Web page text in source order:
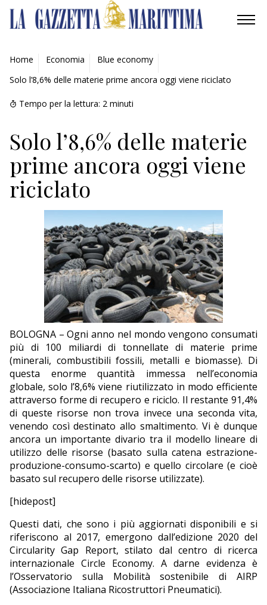
AMBIENTE
MOBILITÀ
INDUSTRIA
RICERCA
ECONOMIA
TURISMO
CULTURA
NAUTICA
EDITORIALI
Home Economia
Blue economy
Solo l’8,6% delle materie prime ancora oggi viene riciclato
Tempo per la lettura: 2 minuti
Solo l’8,6% delle materie
prime ancora oggi viene
riciclato
BOLOGNA – Ogni anno nel mondo vengono consumati
più di 100 miliardi di tonnellate di materie prime
(minerali, combustibili fossili, metalli e biomasse). Di
questa enorme quantità immessa nell’economia
globale, solo l’8,6% viene riutilizzato in modo efficiente
attraverso forme di recupero e riciclo. Il restante 91,4%
di queste risorse non trova invece una seconda vita,
venendo così destinato allo smaltimento. Vi è dunque
ancora un importante divario tra il modello lineare di
utilizzo delle risorse (basato sulla catena estrazione-
produzione-consumo-scarto) e quello circolare (e cioè
basato sul recupero delle risorse utilizzate).
[hidepost]
Questi dati, che sono i più aggiornati disponibili e si
riferiscono al 2017, emergono dall’edizione 2020 del
Circularity Gap Report, stilato dal centro di ricerca
internazionale Circle Economy. A darne evidenza è
l’Osservatorio sulla Mobilità sostenibile di AIRP
(Associazione Italiana Ricostruttori Pneumatici).